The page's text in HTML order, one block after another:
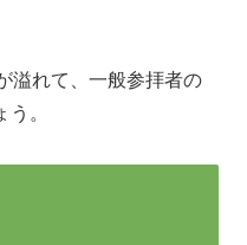
溢れて、一般参拝者の
。